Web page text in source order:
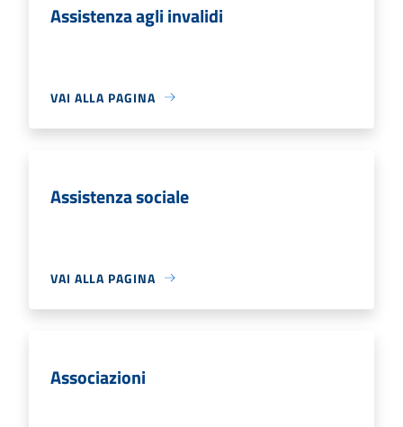
Assistenza agli invalidi
VAI ALLA PAGINA
Assistenza sociale
VAI ALLA PAGINA
Associazioni